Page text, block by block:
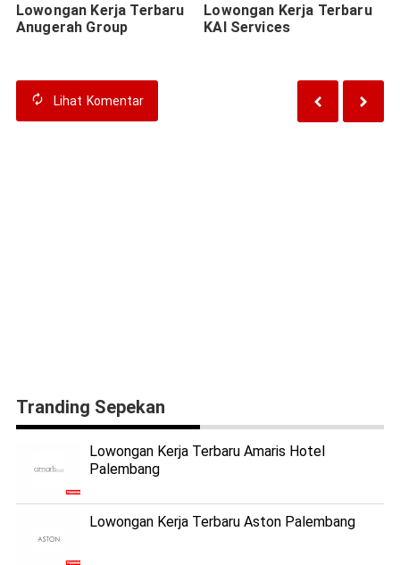
Lowongan Kerja Terbaru
Anugerah Group
Lowongan Kerja Terbaru
KAI Services
Lihat Komentar
Tranding Sepekan
Lowongan Kerja Terbaru Amaris Hotel
Palembang
Lowongan Kerja Terbaru Aston Palembang